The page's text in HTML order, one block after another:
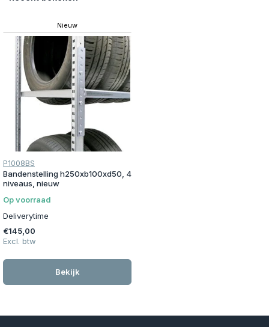
Nieuw
P1008BS
Bandenstelling h250xb100xd50, 4
niveaus, nieuw
Op voorraad
Deliverytime
€145,00
Excl. btw
Bekijk